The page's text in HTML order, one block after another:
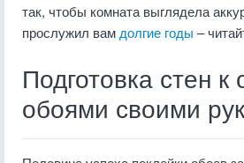
так, чтобы комната выглядела
прослужил вам долгие годы –
Подготовка стен к
обоями своими